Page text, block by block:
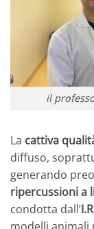
il
La cattiva
diffuso,
generando
ripercussioni a
condotta dall’